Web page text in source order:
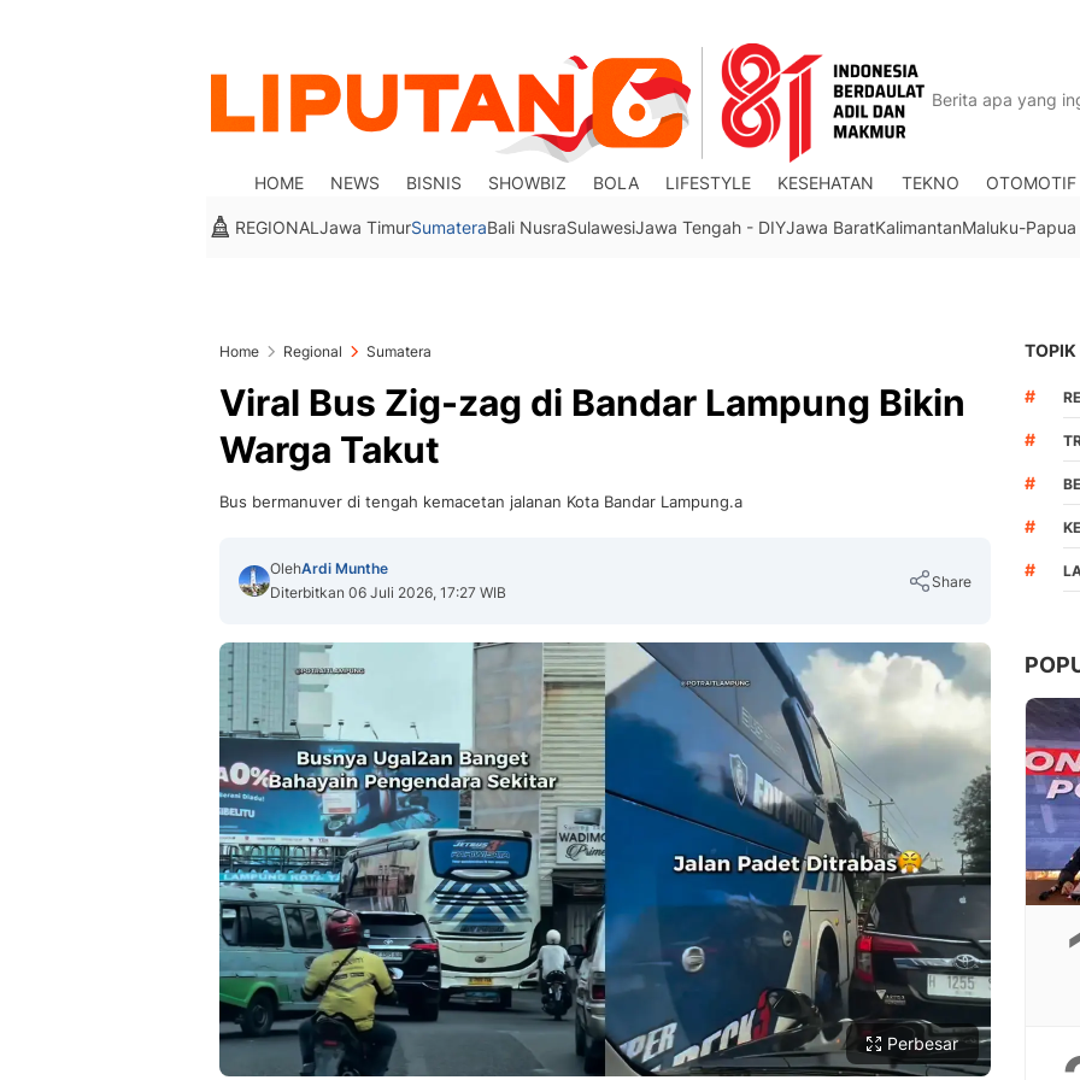
HOME NEWS BISNIS SHOWBIZ BOLA LIFESTYLE KESEHATAN TEKNO OTOMOTIF
REGIONAL Jawa TimurSumateraBali NusraSulawesiJawa Tengah - DIYJawa BaratKalimantanMaluku-Papua
Home Regional Sumatera
Viral Bus Zig-zag di Bandar Lampung Bikin
Warga Takut
Bus bermanuver di tengah kemacetan jalanan Kota Bandar Lampung.a
OlehArdi Munthe
Diterbitkan 06 Juli 2026, 17:27 WIB
Share
Perbesar
TOPIK
#
#
#
#
#